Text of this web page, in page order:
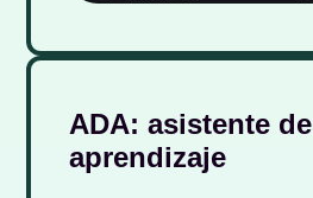
ADA: asistente de
aprendizaje